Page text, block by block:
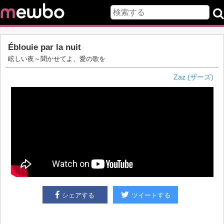
Éblouie par la nuit
眩しい夜～聞かせてよ、愛の歌を
Zaz (ザーズ)
シェアする ツイートする